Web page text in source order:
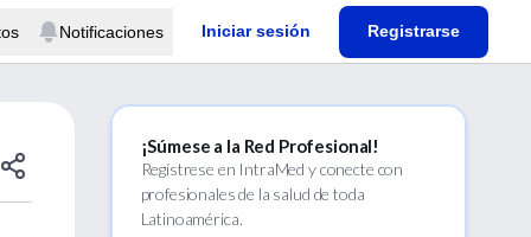
Notificaciones Iniciar sesión Registrarse
¡Súmese a la Red Profesional!
Regístrese en IntraMed y conecte con
profesionales de la salud de toda
Latinoamérica.